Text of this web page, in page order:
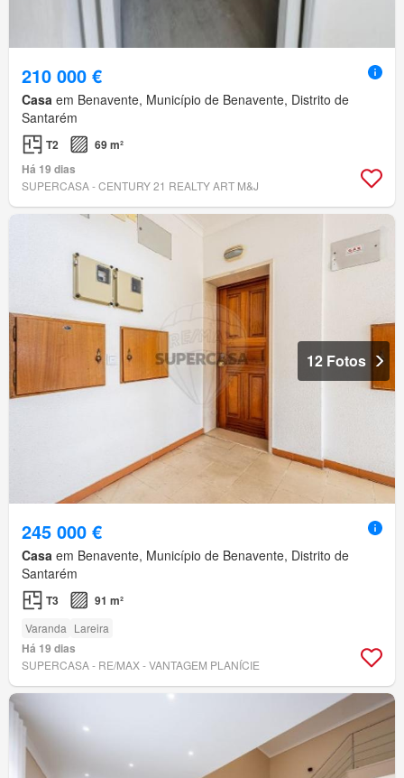
210 000 €
Casa em Benavente, Município de Benavente, Distrito de
Santarém
T2
69 m²
Há 19 dias
SUPERCASA - CENTURY 21 REALTY ART M&J
12 Fotos
245 000 €
Casa em Benavente, Município de Benavente, Distrito de
Santarém
T3 91 m²
Varanda Lareira
Há 19 dias
SUPERCASA - RE/MAX - VANTAGEM PLANÍCIE